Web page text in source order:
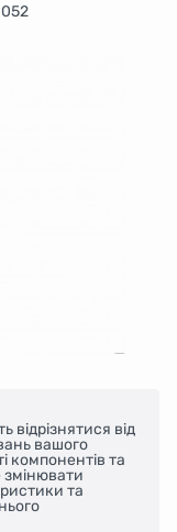
відрізнятися від
вашого
компонентів та
та